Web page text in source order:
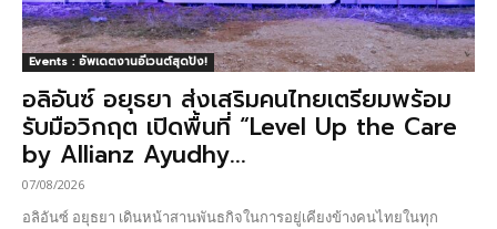
Events : อัพเดตงานอีเวนต์สุดปัง!
อลิอันซ์ อยุธยา ส่งเสริมคนไทยเตรียมพร้อม
รับมือวิกฤต เปิดพื้นที่ “Level Up the Care
by Allianz Ayudhy...
07/08/2026
อลิอันซ์ อยุธยา เดินหน้าสานพันธกิจในการอยู่เคียงข้างคนไทยในทุก